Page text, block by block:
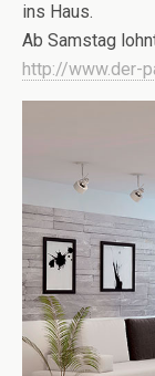
ins Haus.
Ab Samstag
http://www.der-